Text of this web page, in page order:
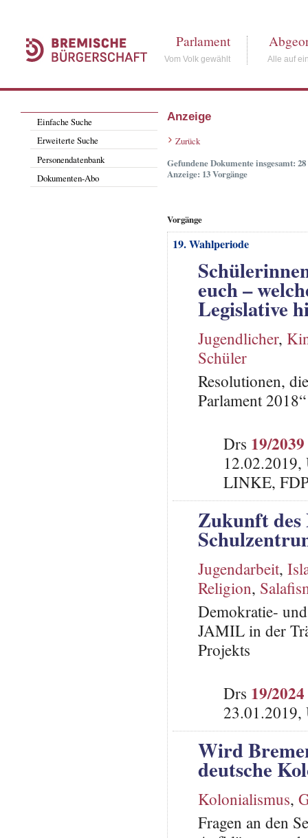
Parlament
Vom Volk gewählt Alle auf
Einfache Suche
Erweiterte Suche
Personendatenbank
Dokumenten-Abo
Anzeige
Zurück
Gefundene Dokumente insgesamt: 28
Anzeige: 13 Vorgänge
Vorgänge
19. Wahlperiode
euch –
Legislative
Jugendlicher,
Schüler
Resolutionen,
Parlament
Drs 19/2039
LINKE,
Zukunft
Jugendarbeit,
Religion,
Demokratie-
JAMIL in der
Projekts
Drs 19/2024
23.01.2019,
Wird
deutsche
Kolonialismus,
Fragen an den